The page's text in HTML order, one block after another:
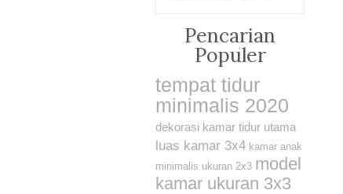
Pencarian
Populer
tempat tidur
minimalis 2020
dekorasi kamar tidur utama
luas kamar 3x4 kamar anak
minimalis ukuran 2x3 model
kamar ukuran 3x3